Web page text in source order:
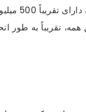
باشد. چون این
تقریباً به طور